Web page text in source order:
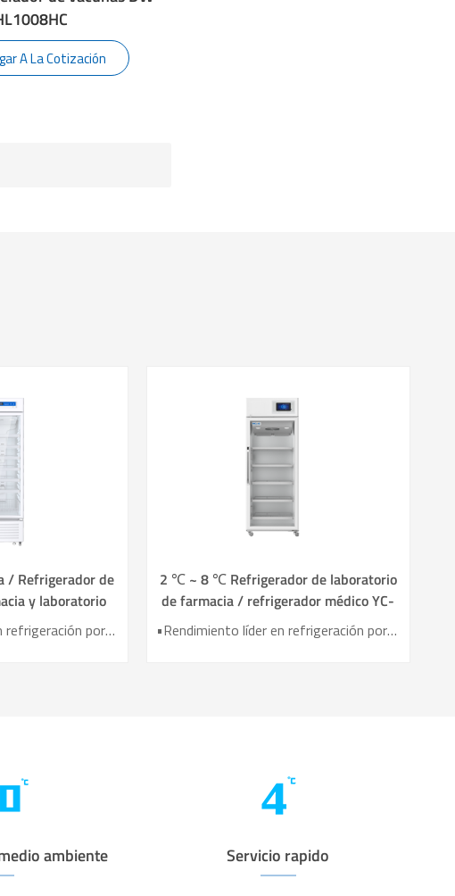
A La Cotización
Refrigerador de
y laboratorio
•Rendimiento líder en refrigeración por aire •Eficiencia de ahorro de energía mejorada 40%+ •Puerta de calefacción eléctrica para un mejor efecto anticondensación •7 sensores para alta precisión de control de temperatura •Sistema inteligente de alarma audible y visible
2 ℃ ~ 8 ℃ Refrigerador de laboratorio
de farmacia / refrigerador médico YC-
•Rendimiento líder en refrigeración por aire •Eficiencia de ahorro de energía mejorada 40%+ •Puerta de calefacción eléctrica para un mejor efecto anticondensación •6 sensores para alta precisión de control de temperatura •Sistema inteligente de alarma audible y visible
ambiente Servicio rapido